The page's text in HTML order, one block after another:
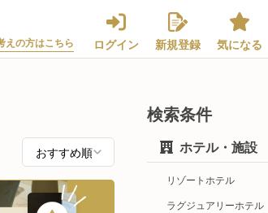
えの方はこちら ログイン 新規登録 気になる
検索条件
ホテル・施設
リゾートホテル
ラグジュアリーホテル